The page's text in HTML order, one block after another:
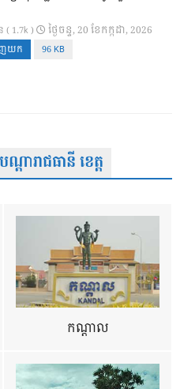
( 1.7k ) ថ្ងៃ​ចន្ទ, 20 ខែ​កក្កដា, 2026
យក 96 KB
ារាជធានី ខេត្ត
កណ្តាល